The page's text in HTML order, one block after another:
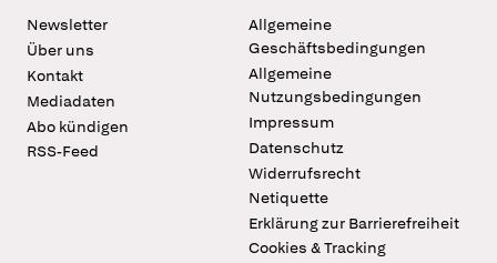
Newsletter
Über uns
Kontakt
Mediadaten
Abo kündigen
RSS-Feed
Allgemeine
Geschäftsbedingungen
Allgemeine
Nutzungsbedingungen
Impressum
Datenschutz
Widerrufsrecht
Netiquette
Erklärung zur Barrierefreiheit
Cookies & Tracking